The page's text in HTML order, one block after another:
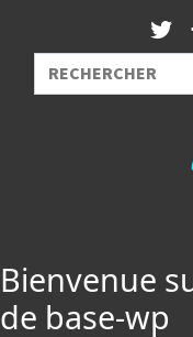
Bienvenue
de base-wp